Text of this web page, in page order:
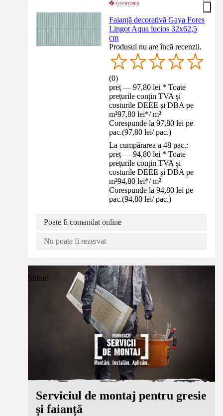
Faianță decorativă Gaya Fores
Lingot Aqua lucios 32x62,5
cm
Produsul nu are încă recenzii.
(0)
preț — 97,80 lei * Toate
prețurile conțin TVA și
costurile DEEE și DBA pe
m²97,80 lei*/ m²
Corespunde la 97,80 lei pe
pac.(97,80 lei/ pac.)
La cumpărarea a 48 pac.:
preț — 94,80 lei * Toate
prețurile conțin TVA și
costurile DEEE și DBA pe
m²94,80 lei*/ m²
Corespunde la 94,80 lei pe
pac.(94,80 lei/ pac.)
Poate fi comandat online
Nu poate fi rezervat
Sfaturi
Serviciul de montaj pentru gresie
și faianță